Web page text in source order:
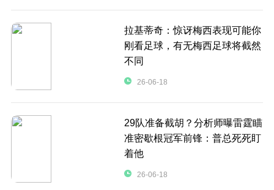
拉基蒂奇：惊讶梅西表现可能你
刚看足球，有无梅西足球将截然
不同
26-06-18
29队准备截胡？分析师曝雷霆瞄
准密歇根冠军前锋：普总死死盯
着他
26-06-18